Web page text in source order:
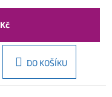
DO KOŠÍKU